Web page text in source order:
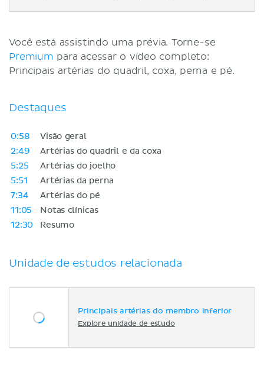
Você está assistindo uma prévia. Torne-se
Premium para acessar o vídeo completo:
Principais artérias do quadril, coxa, perna e pé.
Destaques
0:58
Visão geral
2:49
Artérias do quadril e da coxa
5:25
Artérias do joelho
5:51
Artérias da perna
7:34
Artérias do pé
11:05
Notas clínicas
12:30
Resumo
Unidade de estudos relacionada
Principais artérias do membro inferior
Explore unidade de estudo